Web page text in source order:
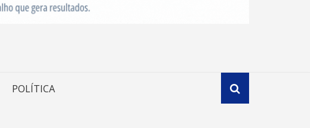
POLÍTICA